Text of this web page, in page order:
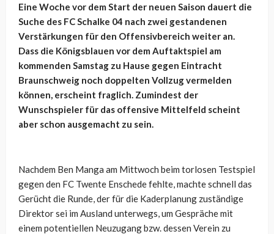
Eine Woche vor dem Start der neuen Saison dauert die
Suche des FC Schalke 04 nach zwei gestandenen
Verstärkungen für den Offensivbereich weiter an.
Dass die Königsblauen vor dem Auftaktspiel am
kommenden Samstag zu Hause gegen Eintracht
Braunschweig noch doppelten Vollzug vermelden
können, erscheint fraglich. Zumindest der
Wunschspieler für das offensive Mittelfeld scheint
aber schon ausgemacht zu sein.
Nachdem Ben Manga am Mittwoch beim torlosen Testspiel
gegen den FC Twente Enschede fehlte, machte schnell das
Gerücht die Runde, der für die Kaderplanung zuständige
Direktor sei im Ausland unterwegs, um Gespräche mit
einem potentiellen Neuzugang bzw. dessen Verein zu